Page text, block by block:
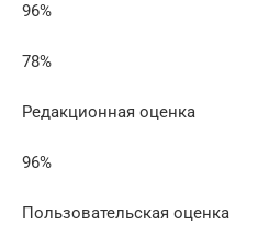
96%
78%
Редакционная оценка
96%
Пользовательская оценка